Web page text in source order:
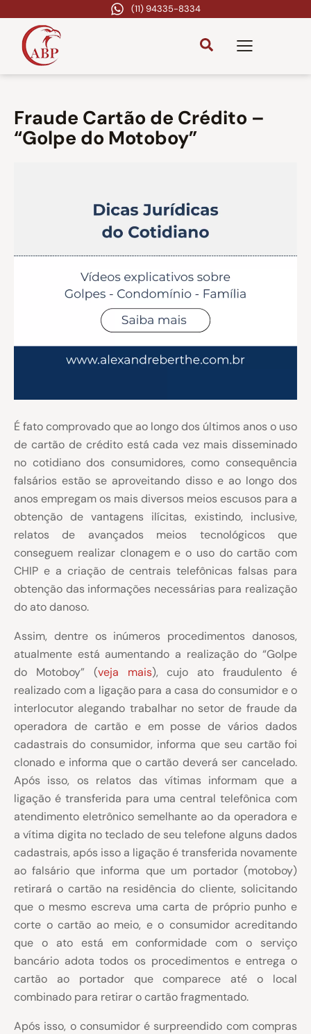
(11) 94335-8334
Fraude Cartão de Crédito –
“Golpe do Motoboy”
É fato comprovado que ao longo dos últimos anos o uso
de cartão de crédito está cada vez mais disseminado
no cotidiano dos consumidores, como consequência
falsários estão se aproveitando disso e ao longo dos
anos empregam os mais diversos meiosescusos para a
obtenção de vantagens ilícitas, existindo, inclusive,
relatos de avançados meios tecnológicos que
conseguem realizar clonagem e o uso do cartão com
CHIP e a criação de centrais telefônicas falsas para
obtenção das informações necessárias para realização
do ato danoso.
Assim, dentre os inúmeros procedimentos danosos,
atualmente está aumentando a realização do “Golpe
do Motoboy” (veja mais), cujo ato fraudulento é
realizado com a ligação para a casa do consumidor e o
interlocutor alegando trabalhar no setor de fraude da
operadora de cartão e em posse de vários dados
cadastrais do consumidor, informa que seu cartão foi
clonado e informa que o cartão deverá ser cancelado.
Após isso, os relatos das vítimas informam que a
ligação é transferida para uma central telefônica com
atendimento eletrônico semelhante ao da operadora e
a vítima digita no teclado de seu telefone alguns dados
cadastrais, após isso a ligação é transferida novamente
ao falsário que informa que um portador (motoboy)
retirará o cartão na residência do cliente, solicitando
que o mesmo escreva uma carta de próprio punho e
corte o cartão ao meio, e o consumidor acreditando
que o ato está em conformidade com o serviço
bancário adota todos os procedimentos e entrega o
cartão ao portador que comparece até o local
combinado para retirar o cartão fragmentado.
Após isso, o consumidor é surpreendido com compras